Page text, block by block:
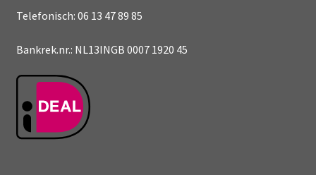
Telefonisch: 06 13 47 89 85
Bankrek.nr.: NL13INGB 0007 1920 45